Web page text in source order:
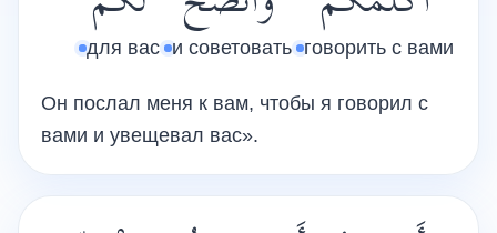
говорить с вами
и советовать
для вас
Он послал меня к вам, чтобы я говорил с
вами и увещевал вас».